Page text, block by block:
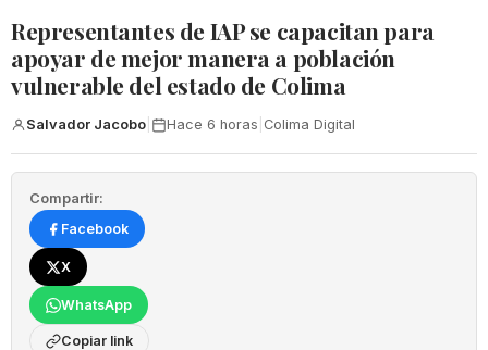
Representantes de IAP se capacitan para
apoyar de mejor manera a población
vulnerable del estado de Colima
Salvador Jacobo Hace 6 horas Colima Digital
Compartir:
Facebook
X
WhatsApp
Copiar link